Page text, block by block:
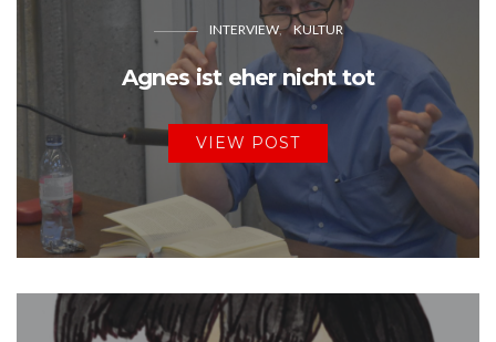
INTERVIEW KULTUR
Agnes ist eher nicht tot
VIEW POST